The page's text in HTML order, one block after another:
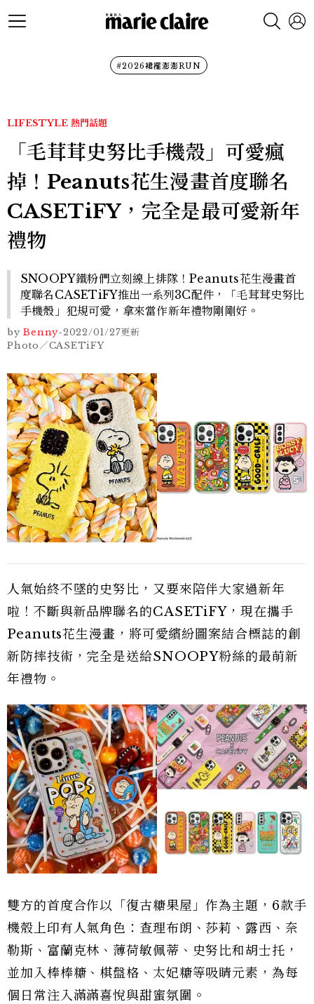
#2026裙襬澎澎RUN
LIFESTYLE 熱門話題
「毛茸茸史努比手機殼」可愛瘋
掉！Peanuts花生漫畫首度聯名
CASETiFY，完全是最可愛新年
禮物
SNOOPY鐵粉們立刻線上排隊！Peanuts花生漫畫首
度聯名CASETiFY推出一系列3C配件，「毛茸茸史努比
手機殼」犯規可愛，拿來當作新年禮物剛剛好。
by Benny-2022/01/27更新
Photo／CASETiFY
人氣始終不墜的史努比，又要來陪伴大家過新年
啦！不斷與新品牌聯名的CASETiFY，現在攜手
Peanuts花生漫畫，將可愛繽紛圖案結合標誌的創
新防摔技術，完全是送給SNOOPY粉絲的最萌新
年禮物。
雙方的首度合作以「復古糖果屋」作為主題，6款手
機殼上印有人氣角色：查理布朗、莎莉、露西、奈
勒斯、富蘭克林、薄荷敏佩蒂、史努比和胡士托，
並加入棒棒糖、棋盤格、太妃糖等吸睛元素，為每
個日常注入滿滿喜悅與甜蜜氛圍。